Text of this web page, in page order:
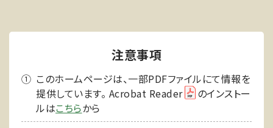
注意事項
このホームページは、一部PDFファイルにて情報を
提供しています。 Acrobat Reader
のインストー
ルはこちらから